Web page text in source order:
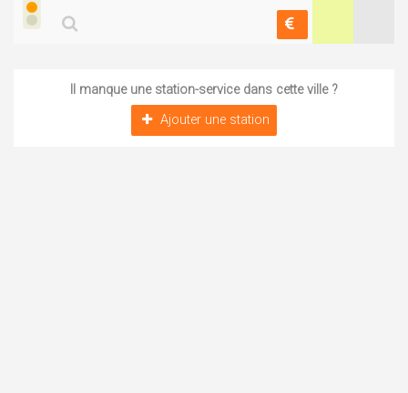
Il manque une station-service dans cette ville ?
Ajouter une station